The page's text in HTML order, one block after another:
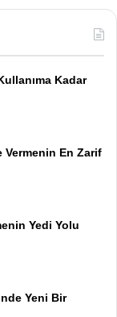
Kadar
Vermenin En Zarif
Yedi Yolu
Yeni Bir